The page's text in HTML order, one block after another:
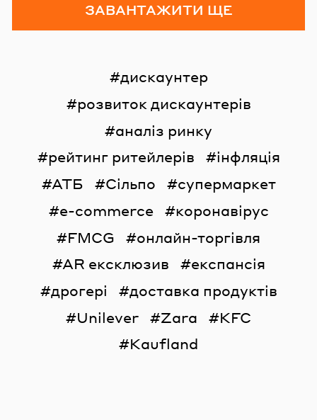
ЗАВАНТАЖИТИ ЩЕ
дискаунтер
розвиток дискаунтерів
аналіз ринку
рейтинг ритейлерів
інфляція
АТБ
Сільпо
супермаркет
e-commerce
коронавірус
FMCG
онлайн-торгівля
AR ексклюзив
експансія
дрогері
доставка продуктів
Unilever
Zara
KFC
Kaufland